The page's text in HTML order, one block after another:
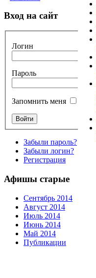
Вход на сайт
Логин
Пароль
Запомнить меня
Забыли пароль?
Забыли логин?
Регистрация
Афишы старые
Сентябрь 2014
Август 2014
Июль 2014
Июнь 2014
Май 2014
Публикации